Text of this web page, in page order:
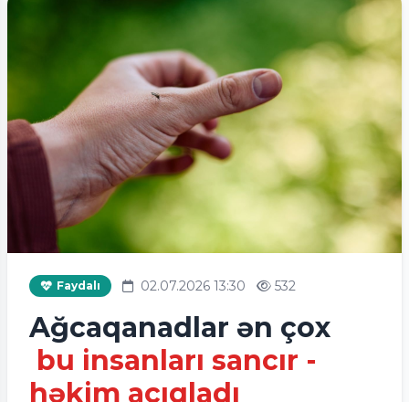
Faydalı 02.07.2026 13:30 532
Ağcaqanadlar ən çox
bu insanları sancır -
həkim açıqladı